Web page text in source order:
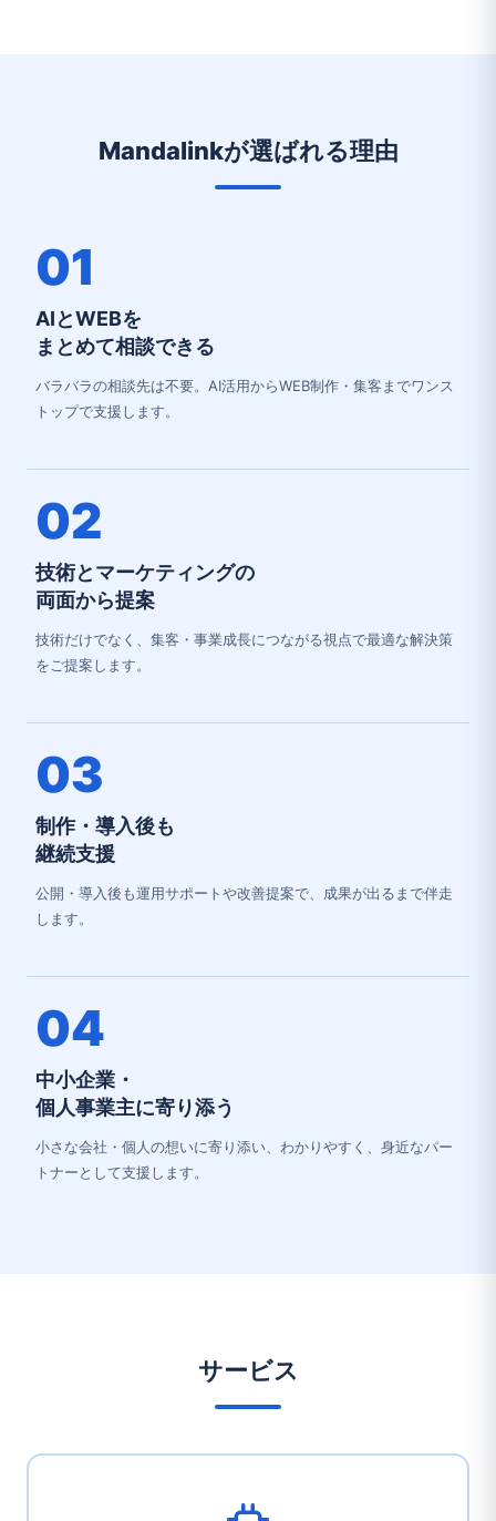
Mandalinkが選ばれる理由
01
AIとWEBを
まとめて相談できる
バラバラの相談先は不要。AI活用からWEB制作・集客までワンス
トップで支援します。
02
技術とマーケティングの
両面から提案
技術だけでなく、集客・事業成長につながる視点で最適な解決策
をご提案します。
03
制作・導入後も
継続支援
公開・導入後も運用サポートや改善提案で、成果が出るまで伴走
します。
04
中小企業・
個人事業主に寄り添う
小さな会社・個人の想いに寄り添い、わかりやすく、身近なパー
トナーとして支援します。
サービス